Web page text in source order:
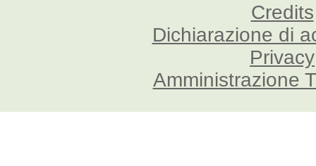
Credits
Dichiarazione di
Privacy
Amministrazione